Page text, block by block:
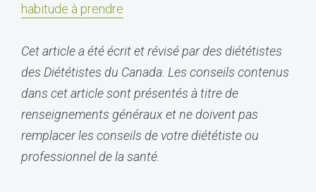
habitude à prendre
Cet article a été écrit et révisé par des diététistes
des Diététistes du Canada. Les conseils contenus
dans cet article sont présentés à titre de
renseignements généraux et ne doivent pas
remplacer les conseils de votre diététiste ou
professionnel de la santé.